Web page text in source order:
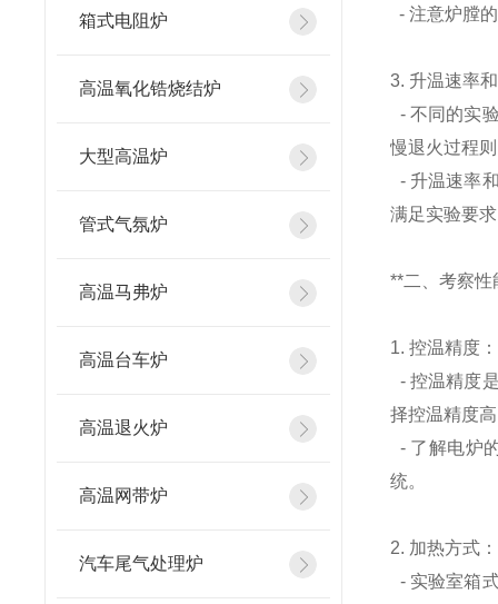
箱式电阻炉
高温氧化锆烧结炉
大型高温炉
管式气氛炉
高温马弗炉
高温台车炉
高温退火炉
高温网带炉
汽车尾气处理炉
- 注意炉膛
3. 升温速率
- 不同的实
慢退火过程
- 升温速率
满足实验要
**二、考察性
1. 控温精度：
- 控温精度
择控温精度
- 了解电炉
统。
2. 加热方式：
- 实验室箱